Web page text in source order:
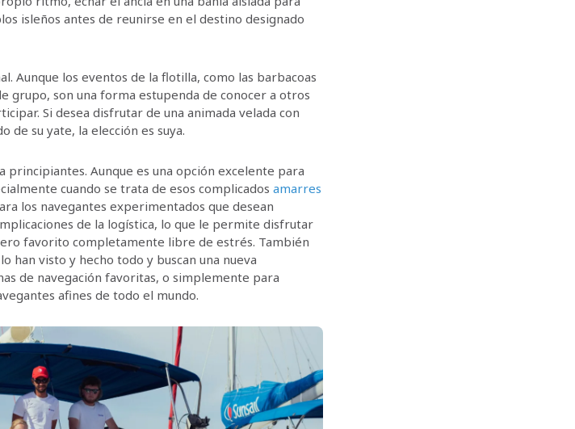
isleños antes de reunirse en el destino designado
Aunque los eventos de la flotilla, como las barbacoas
grupo, son una forma estupenda de conocer a otros
Si desea disfrutar de una animada velada con
de su yate, la elección es suya.
principiantes. Aunque es una opción excelente para
cuando se trata de esos complicados amarres
los navegantes experimentados que desean
de la logística, lo que le permite disfrutar
favorito completamente libre de estrés. También
han visto y hecho todo y buscan una nueva
de navegación favoritas, o simplemente para
afines de todo el mundo.